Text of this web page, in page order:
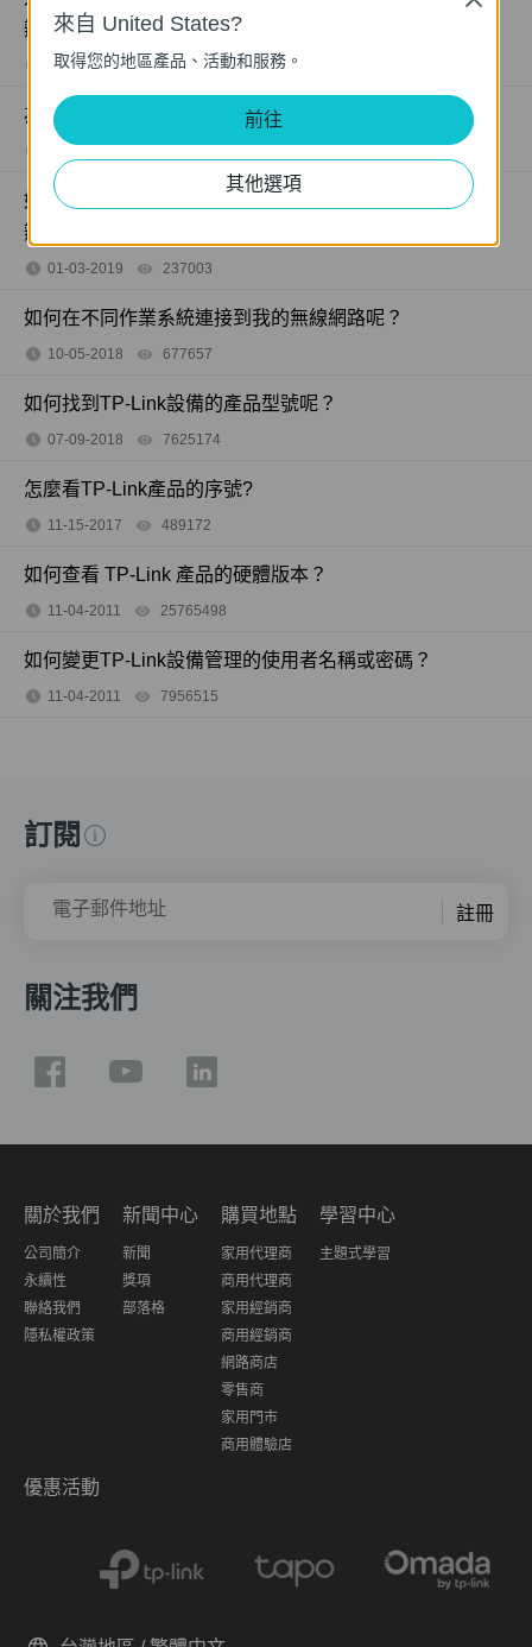
辦？
02-20-2020 218802views
為什麼無法成功進入tplinkwifi.net頁面？
03-14-2019 16289804views
如果無法透過 TP-Link App 遠端管理 TP-Link 路由器怎麼
辦？
01-03-2019 237003
如何在不同作業系統連接到我的無線網路呢？
10-05-2018 677657
如何找到TP-Link設備的產品型號呢？
07-09-2018 7625174
怎麼看TP-Link產品的序號?
11-15-2017 489172
如何查看 TP-Link 產品的硬體版本？
11-04-2011 25765498
如何變更TP-Link設備管理的使用者名稱或密碼？
11-04-2011 7956515
訂閱
電子郵件地址 註冊
關注我們
關於我們
公司簡介
永續性
聯絡我們
隱私權政策
新聞中心
新聞
獎項
部落格
購買地點
家用代理商
商用代理商
家用經銷商
商用經銷商
網路商店
零售商
家用門市
商用體驗店
學習中心
主題式學習
優惠活動
來自 United States?
取得您的地區產品、活動和服務。
前往
其他選項